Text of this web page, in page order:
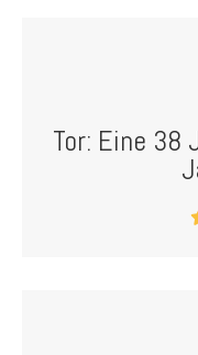
Tor: Eine 38